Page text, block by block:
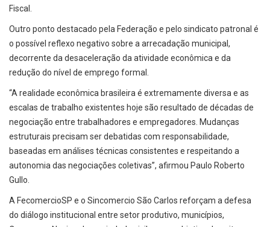
Fiscal.
Outro ponto destacado pela Federação e pelo sindicato patronal é
o possível reflexo negativo sobre a arrecadação municipal,
decorrente da desaceleração da atividade econômica e da
redução do nível de emprego formal.
“A realidade econômica brasileira é extremamente diversa e as
escalas de trabalho existentes hoje são resultado de décadas de
negociação entre trabalhadores e empregadores. Mudanças
estruturais precisam ser debatidas com responsabilidade,
baseadas em análises técnicas consistentes e respeitando a
autonomia das negociações coletivas”, afirmou Paulo Roberto
Gullo.
A FecomercioSP e o Sincomercio São Carlos reforçam a defesa
do diálogo institucional entre setor produtivo, municípios,